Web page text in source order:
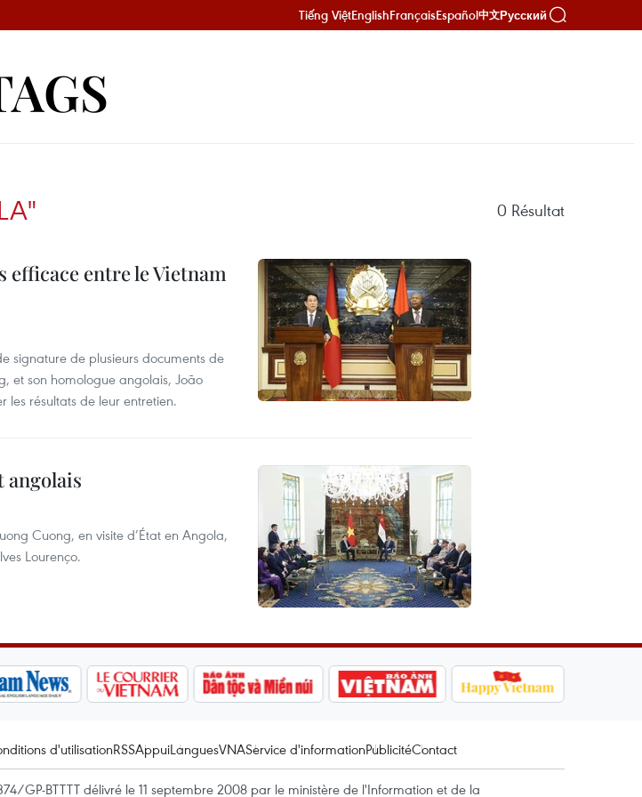
Tiếng ViệtEnglishFrançaisEspañol中文Русский
0 Résultat
efficace entre le Vietnam
signature de plusieurs documents de
et son homologue angolais, João
les résultats de leur entretien.
angolais
Cuong, en visite d’État en Angola,
Lourenço.
d'utilisationRSSAppuiLanguesVNAService d'informationPublicitéContact
GP-BTTTT délivré le 11 septembre 2008 par le ministère de l'Information et de la